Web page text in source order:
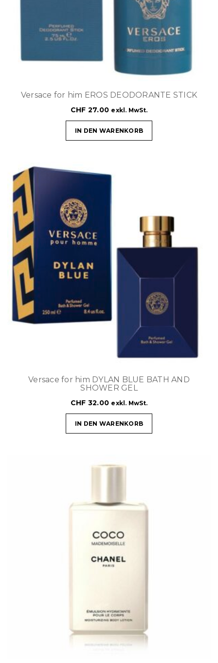
Versace for him EROS DEODORANTE STICK
CHF 27.00 exkl. MwSt.
IN DEN WARENKORB
Versace for him DYLAN BLUE BATH AND
SHOWER GEL
CHF 32.00 exkl. MwSt.
IN DEN WARENKORB